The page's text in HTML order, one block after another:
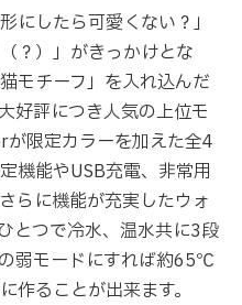
にしたら可愛くない？」
？）」がきっかけとな
モチーフ」を入れ込んだ
好評につき人気の上位モ
限定カラーを加えた全4
機能やUSB充電、非常用
らに機能が充実したウォ
とつで冷水、温水共に3段
弱モードにすれば約65℃
作ることが出来ます。